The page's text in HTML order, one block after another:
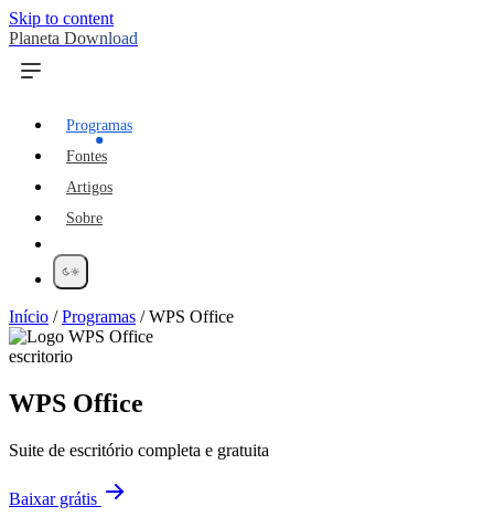
Skip to content
Planeta Download
Programas
Fontes
Artigos
Sobre
Início /Programas /WPS Office
escritorio
WPS Office
Suite de escritório completa e gratuita
Baixar grátis